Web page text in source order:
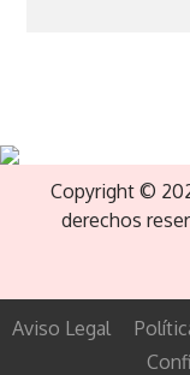
Copyright ©
derechos
Aviso Legal